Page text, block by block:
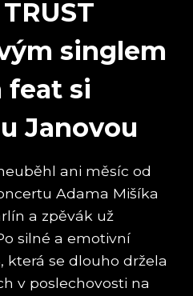
singlem
feat si
Janovou
ani měsíc od
Adama Mišíka
a zpěvák už
silné a emotivní
která se dlouho držela
v poslechovosti na